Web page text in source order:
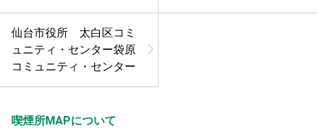
仙台市役所 太白区コミ
ュニティ・センター袋原
コミュニティ・センター
喫煙所MAPについて